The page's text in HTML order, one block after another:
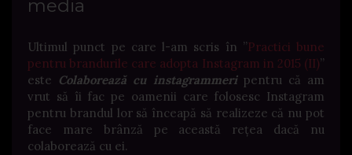
media
Ultimul punct pe care l-am scris în ”Practici bune
pentru brandurile care adopta Instagram in 2015 (II)”
este Colaborează cu instagrammeri pentru că am
vrut să îi fac pe oamenii care folosesc Instagram
pentru brandul lor să înceapă să realizeze că nu pot
face mare brânză pe această rețea dacă nu
colaborează cu ei.